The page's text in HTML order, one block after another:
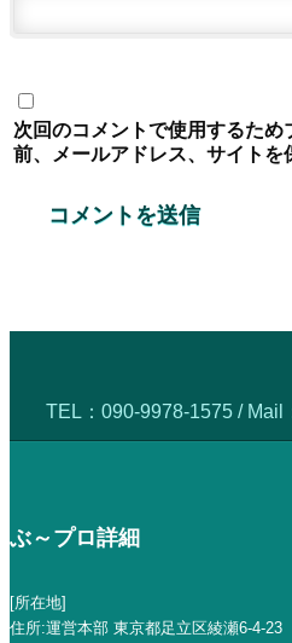
次回のコメントで使用するため
前、メールアドレス、サイトを
TEL： 090-9978-1575 / Mail
ぶ～プロ詳細
[所在地]
住所:運営本部 東京都足立区綾瀬6-4-23